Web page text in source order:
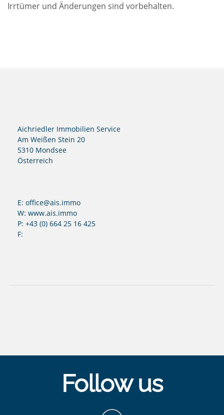
Irrtümer und Änderungen sind vorbehalten.
Aichriedler Immobilien Service
Am Weißen Stein 20
5310 Mondsee
Österreich
E: office@ais.immo
W: www.ais.immo
P: +43 (0) 664 25 16 425
F:
Follow us